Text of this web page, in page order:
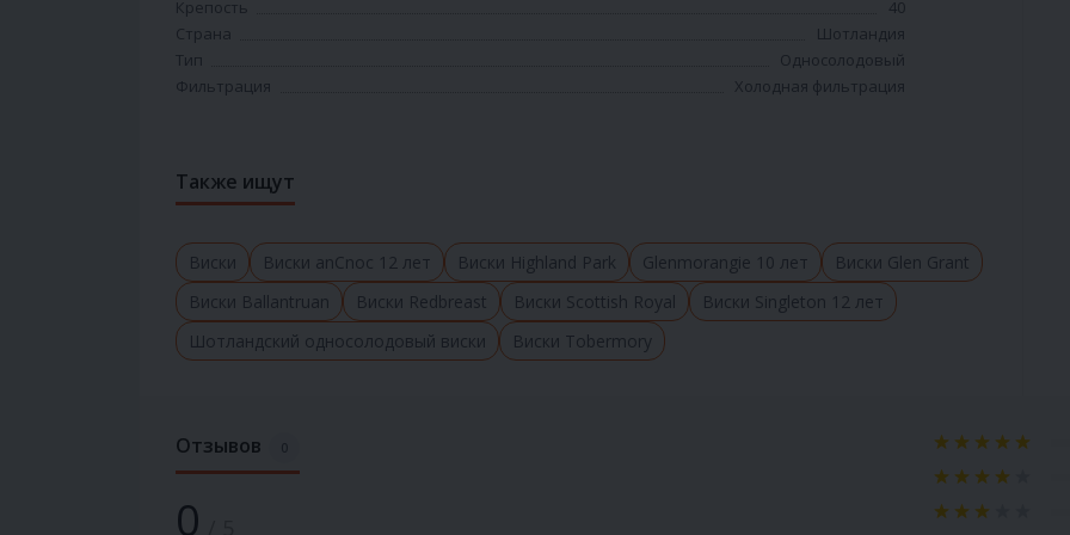
Крепость
40
Страна
Шотландия
Тип
Односолодовый
Фильтрация
Холодная фильтрация
Также ищут
Виски Виски anCnoc 12 лет Виски Highland Park Glenmorangie 10 лет
Виски Glen Grant
Виски Ballantruan
Виски Redbreast Виски Scottish Royal
Виски Singleton 12 лет
Шотландский односолодовый виски
Виски Tobermory
Отзывов
0